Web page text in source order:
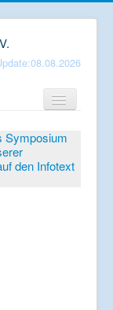
Symposium
den Infotext